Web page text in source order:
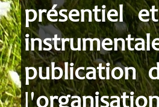
présentiel
publication